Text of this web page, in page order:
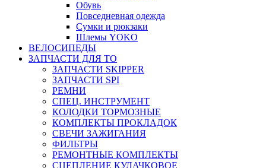
Обувь
Повседневная одежда
Сумки и рюкзаки
Шлемы YOKO
ВЕЛОСИПЕДЫ
ЗАПЧАСТИ ДЛЯ ТО
ЗАПЧАСТИ SKIPPER
ЗАПЧАСТИ SPI
РЕМНИ
СПЕЦ. ИНСТРУМЕНТ
КОЛОДКИ ТОРМОЗНЫЕ
КОМПЛЕКТЫ ПРОКЛАДОК
СВЕЧИ ЗАЖИГАНИЯ
ФИЛЬТРЫ
РЕМОНТНЫЕ КОМПЛЕКТЫ
СЦЕПЛЕНИЕ КУЛАЧКОВОЕ